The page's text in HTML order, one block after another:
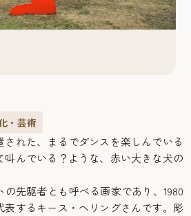
・芸術
された、まるでダンスを楽しんでいる
叫んでいる？ような、赤い大きな犬の
先駆者とも呼べる画家であり、1980
するキース・ヘリングさんです。彫